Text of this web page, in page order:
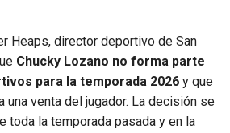
Heaps, director deportivo de San
Chucky Lozano no forma parte
para la temporada 2026 y que
una venta del jugador. La decisión se
toda la temporada pasada y en la